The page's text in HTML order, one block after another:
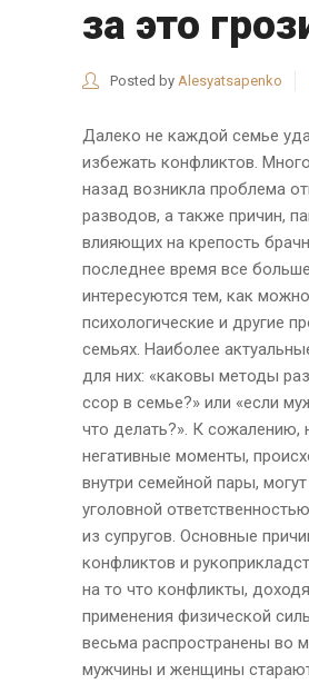
за это
Posted by Alesyatsapenko
Далеко не каждой семье
избежать конфликтов.
назад возникла проблема
разводов, а также причин,
влияющих на крепость
последнее время все
интересуются тем, как
психологические и другие
семьях. Наиболее
для них: «каковы методы
ссор в семье?» или «если
что делать?». К сожалению,
негативные моменты,
внутри семейной пары,
уголовной
из супругов. Основные
конфликтов и
на то что конфликты,
применения физической
весьма распространены во
мужчины и женщины